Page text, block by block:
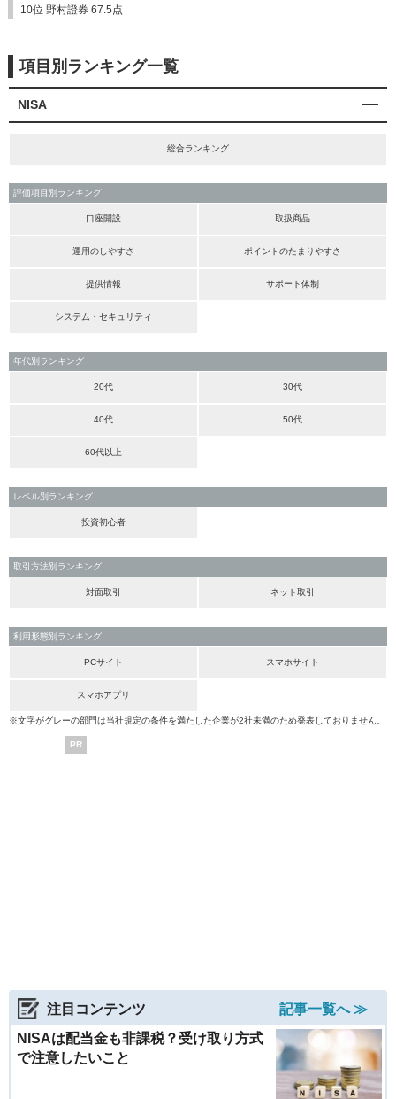
10位 野村證券 67.5点
項目別ランキング一覧
NISA
総合ランキング
評価項目別ランキング
口座開設 取扱商品
運用のしやすさ ポイントのたまりやすさ
提供情報 サポート体制
システム・セキュリティ
年代別ランキング
20代 30代
40代 50代
60代以上
レベル別ランキング
投資初心者
取引方法別ランキング
対面取引 ネット取引
利用形態別ランキング
PCサイト スマホサイト
スマホアプリ
※文字がグレーの部門は当社規定の条件を満たした企業が2社未満のため発表しておりません。
PR
注目コンテンツ
記事一覧へ ≫
NISAは配当金も非課税？受け取り方式
で注意したいこと